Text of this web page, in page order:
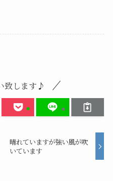
致します♪
晴れていますが強い風が吹
いています